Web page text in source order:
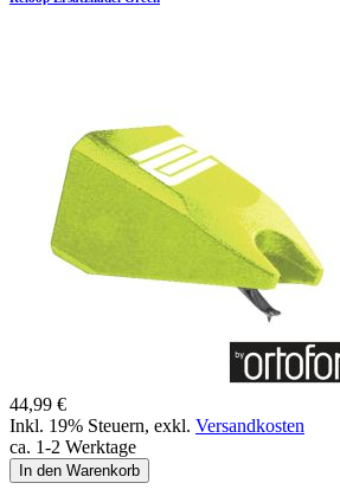
44,99 €
Inkl. 19% Steuern, exkl. Versandkosten
ca. 1-2 Werktage
In den Warenkorb